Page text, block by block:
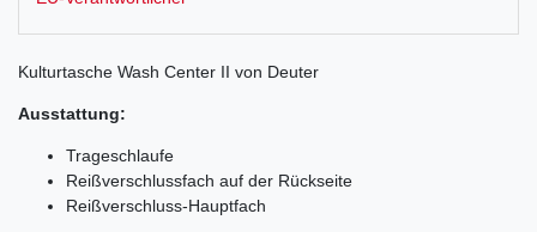
Kulturtasche Wash Center II von Deuter
Ausstattung:
Trageschlaufe
Reißverschlussfach auf der Rückseite
Reißverschluss-Hauptfach